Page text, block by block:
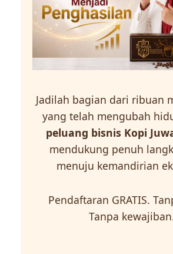
Jadilah bagian dari ribuan
yang telah mengubah
peluang bisnis Kopi
mendukung penuh
menuju kemandirian
Pendaftaran GRATIS.
Tanpa